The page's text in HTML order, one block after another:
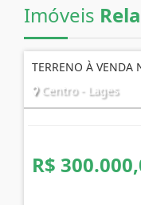
Imóveis
TERRENO À VENDA
Centro - Lages
R$